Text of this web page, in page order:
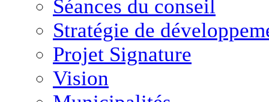
Séances du conseil
Stratégie de
Projet Signature
Vision